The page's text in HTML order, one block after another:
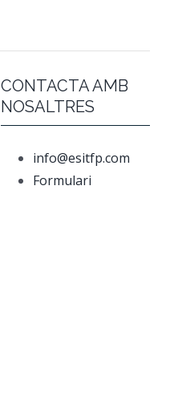
CONTACTA AMB
NOSALTRES
info@esitfp.com
Formulari